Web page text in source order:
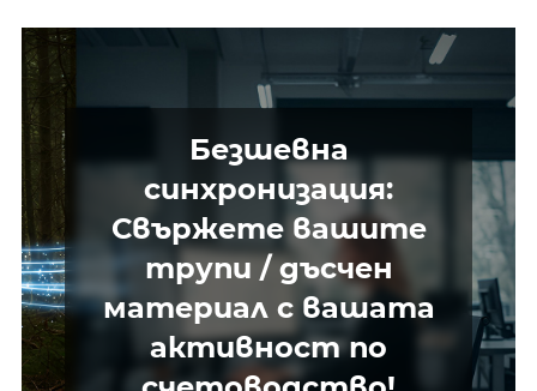
Безшевна
синхронизация:
Свържете вашите
трупи / дъсчен
материал с вашата
активност по